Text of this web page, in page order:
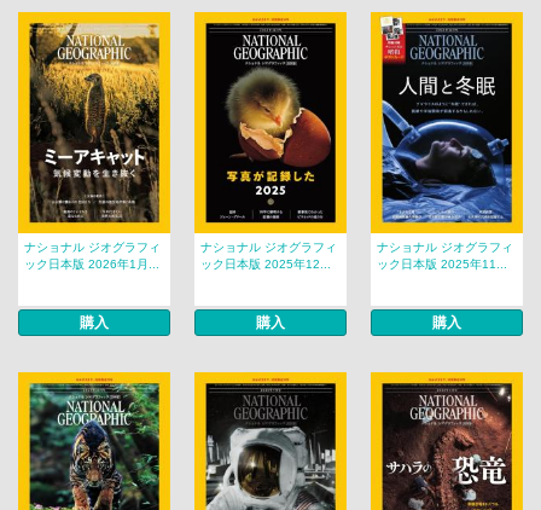
ナショナル ジオグラフィ
ック日本版 2026年1月...
購入
ナショナル ジオグラフィ
ック日本版 2025年12...
購入
ナショナル ジオグラフィ
ック日本版 2025年11...
購入